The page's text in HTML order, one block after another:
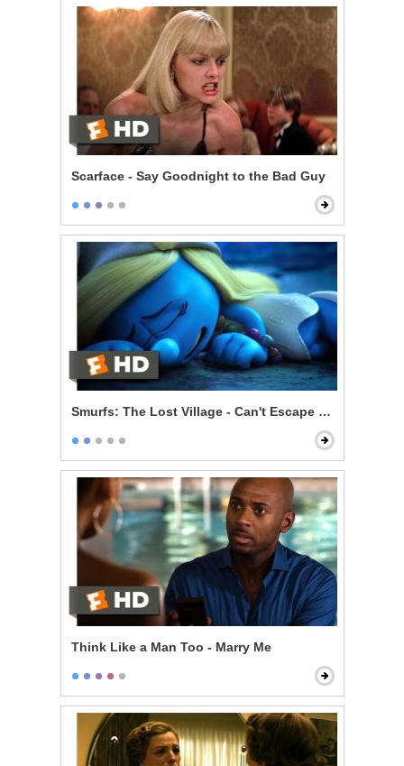
Scarface - Say Goodnight to the Bad Guy
Smurfs: The Lost Village - Can't Escape Your Evil
Think Like a Man Too - Marry Me